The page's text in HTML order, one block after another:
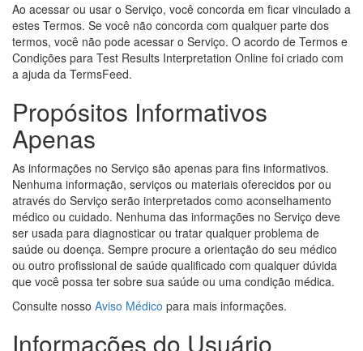
Ao acessar ou usar o Serviço, você concorda em ficar vinculado a
estes Termos. Se você não concorda com qualquer parte dos
termos, você não pode acessar o Serviço. O acordo de Termos e
Condições para Test Results Interpretation Online foi criado com
a ajuda da TermsFeed.
Propósitos Informativos
Apenas
As informações no Serviço são apenas para fins informativos.
Nenhuma informação, serviços ou materiais oferecidos por ou
através do Serviço serão interpretados como aconselhamento
médico ou cuidado. Nenhuma das informações no Serviço deve
ser usada para diagnosticar ou tratar qualquer problema de
saúde ou doença. Sempre procure a orientação do seu médico
ou outro profissional de saúde qualificado com qualquer dúvida
que você possa ter sobre sua saúde ou uma condição médica.
Consulte nosso Aviso Médico para mais informações.
Informações do Usuário